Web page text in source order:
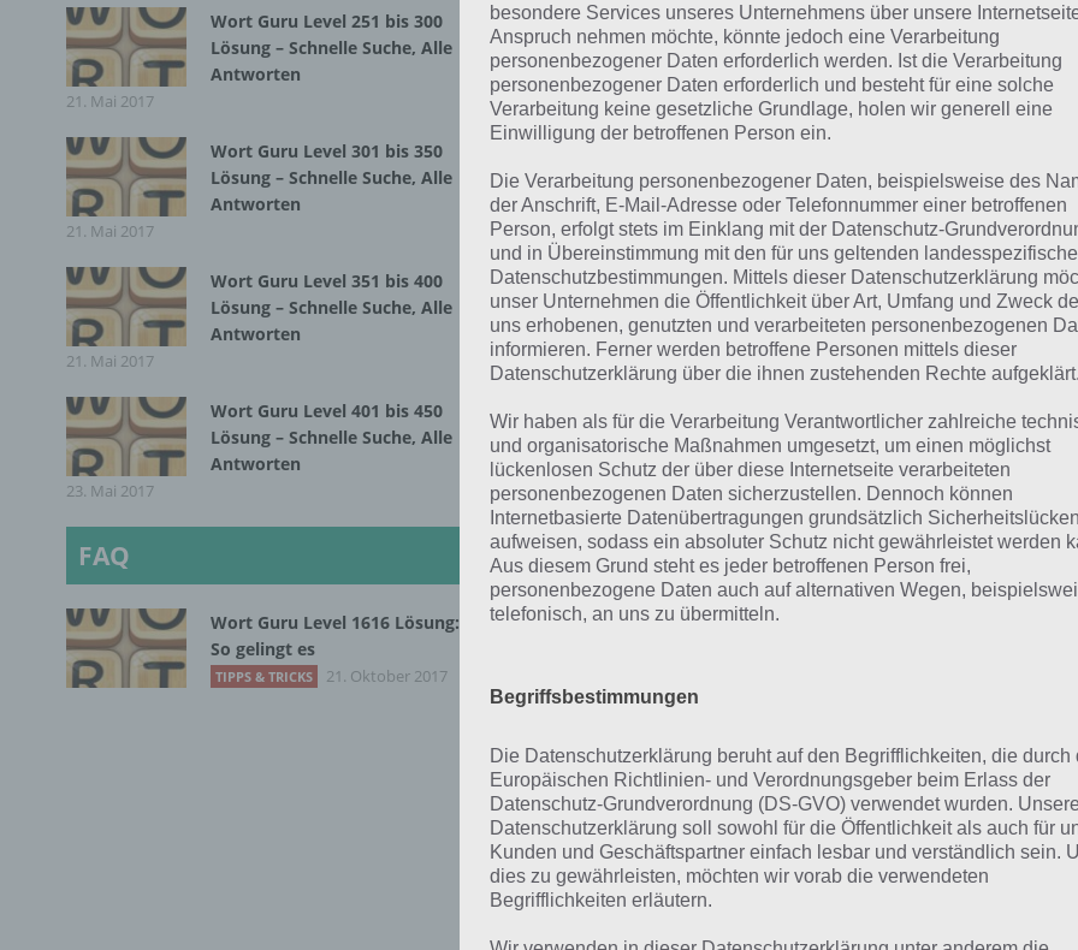
Hier findest die Lösung der Wort Guru Level 2301 bis 2350
ein paar Hinweise, wie du die Lösung korrekt nutzt:
Schaue zunächst in Wort Guru, in welchem Level du dich
das aktuelle Level)
Nun schaue in der unteren Tabelle zum entsprechenden
oberhalb der Tabelle, um direkt das Level einzugeben)
HINWEIS: Smartphone oder Tablet kann auch im
mehr zu sehen!
Lösungen der Level 2301 bis 2350
Guru in der Tabelle
Einträge anzeigen
Suchen:
Wort Guru Level 251 bis 300
Lösung – Schnelle Suche, Alle
Antworten
21. Mai 2017
Wort Guru Level 301 bis 350
Lösung – Schnelle Suche, Alle
Antworten
21. Mai 2017
Wort Guru Level 351 bis 400
Lösung – Schnelle Suche, Alle
Antworten
21. Mai 2017
Wort Guru Level 401 bis 450
Lösung – Schnelle Suche, Alle
Antworten
23. Mai 2017
FAQ
Wort Guru Level 1616 Lösung:
So gelingt es
TIPPS & TRICKS 21. Oktober 2017
besondere Services unseres Unternehmens über unsere
Anspruch nehmen möchte, könnte jedoch eine Verarbeitung
personenbezogener Daten erforderlich werden. Ist die Verarbeitung
personenbezogener Daten erforderlich und besteht für eine solche
Verarbeitung keine gesetzliche Grundlage, holen wir generell eine
Einwilligung der betroffenen Person ein.
Die Verarbeitung personenbezogener Daten, beispielsweise des
der Anschrift, E-Mail-Adresse oder Telefonnummer einer betroffenen
Person, erfolgt stets im Einklang mit der Datenschutz-
und in Übereinstimmung mit den für uns geltenden
Datenschutzbestimmungen. Mittels dieser Datenschutzerklärung
unser Unternehmen die Öffentlichkeit über Art, Umfang und Zweck
uns erhobenen, genutzten und verarbeiteten personenbezogenen
informieren. Ferner werden betroffene Personen mittels dieser
Datenschutzerklärung über die ihnen zustehenden Rechte aufgeklärt.
Wir haben als für die Verarbeitung Verantwortlicher zahlreiche
und organisatorische Maßnahmen umgesetzt, um einen möglichst
lückenlosen Schutz der über diese Internetseite verarbeiteten
personenbezogenen Daten sicherzustellen. Dennoch können
Internetbasierte Datenübertragungen grundsätzlich Sicherheitslücken
aufweisen, sodass ein absoluter Schutz nicht gewährleistet werden
Aus diesem Grund steht es jeder betroffenen Person frei,
personenbezogene Daten auch auf alternativen Wegen,
telefonisch, an uns zu übermitteln.
Begriffsbestimmungen
Die Datenschutzerklärung beruht auf den Begrifflichkeiten, die durch
Europäischen Richtlinien- und Verordnungsgeber beim Erlass der
Datenschutz-Grundverordnung (DS-GVO) verwendet wurden.
Datenschutzerklärung soll sowohl für die Öffentlichkeit als auch für
Kunden und Geschäftspartner einfach lesbar und verständlich sein.
dies zu gewährleisten, möchten wir vorab die verwendeten
Begrifflichkeiten erläutern.